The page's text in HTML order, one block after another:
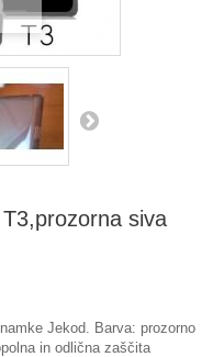
siva
Jekod. Barva: prozorno
in odlična zaščita